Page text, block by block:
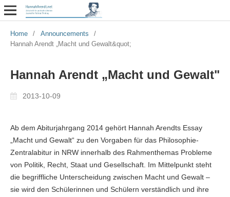
Home / Announcements
/
Hannah Arendt „Macht und Gewalt&quot;
Hannah Arendt „Macht und Gewalt"
2013-10-09
Ab dem Abiturjahrgang 2014 gehört Hannah Arendts Essay
„Macht und Gewalt“ zu den Vorgaben für das Philosophie-
Zentralabitur in NRW innerhalb des Rahmenthemas Probleme
von Politik, Recht, Staat und Gesellschaft. Im Mittelpunkt steht
die begriffliche Unterscheidung zwischen Macht und Gewalt –
sie wird den Schülerinnen und Schülern verständlich und ihre